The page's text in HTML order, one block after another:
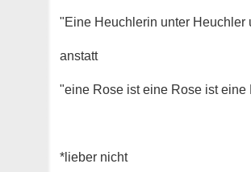
"Eine Heuchlerin unter Heuchler
anstatt
"eine Rose ist eine Rose ist eine
*lieber nicht